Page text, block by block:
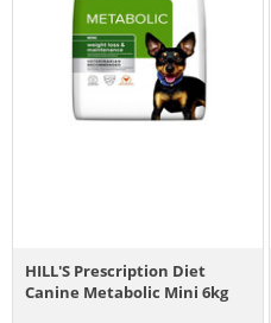
HILL'S Prescription Diet
Canine Metabolic Mini 6kg